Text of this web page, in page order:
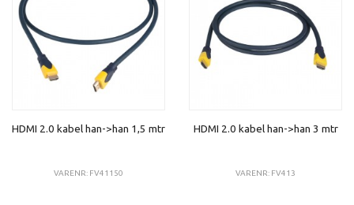
HDMI 2.0 kabel han->han 1,5 mtr
VARENR: FV41150
HDMI 2.0 kabel han->han 3 mtr
VARENR: FV413